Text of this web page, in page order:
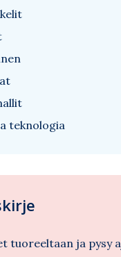
teknologia
tuoreeltaan ja pysy